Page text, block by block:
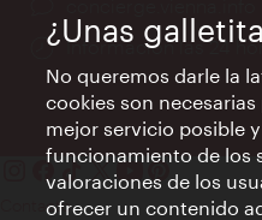
Información las 24
Contacto
¿Unas
No queremos darle la
cookies son
mejor servicio posible
funcionamiento de los
valoraciones de los
ofrecer un contenido